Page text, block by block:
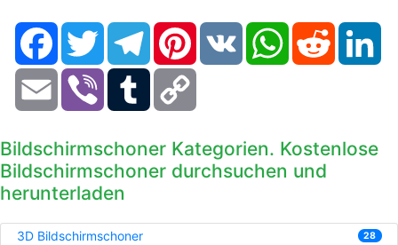
FacebookTwitter TelegramPinterestVK WhatsAppReddit
Email Viber Tumblr
Bildschirmschoner Kategorien. Kostenlose
Bildschirmschoner durchsuchen und
herunterladen
3D Bildschirmschoner 28